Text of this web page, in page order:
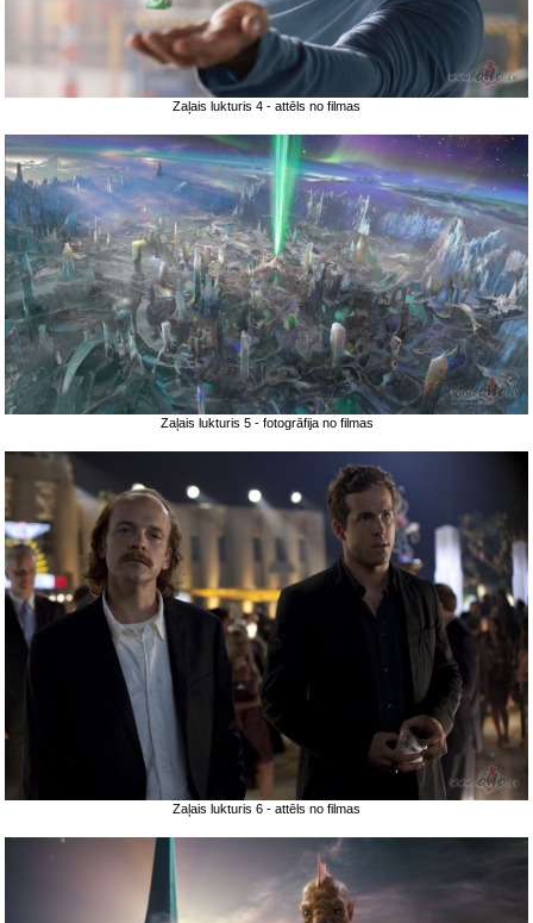
Zaļais lukturis 4 - attēls no filmas
Zaļais lukturis 5 - fotogrāfija no filmas
Zaļais lukturis 6 - attēls no filmas